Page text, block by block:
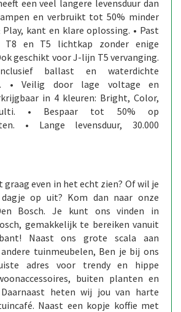
een veel langere levensduur dan
en verbruikt tot 50% minder
Play, kant en klare oplossing. • Past
en T5 lichtkap zonder enige
geschikt voor J-lijn T5 vervanging.
ballast en waterdichte
• Veilig door lage voltage en
in 4 kleuren: Bright, Color,
• Bespaar tot 50% op
• Lange levensduur, 30.000
even in het echt zien? Of wil je
op uit? Kom dan naar onze
Bosch. Je kunt ons vinden in
gemakkelijk te bereiken vanuit
Naast ons grote scala aan
tuinmeubelen, Ben je bij ons
adres voor trendy en hippe
buiten planten en
heten wij jou van harte
Naast een kopje koffie met